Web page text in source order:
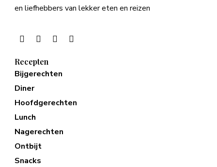
en liefhebbers van lekker eten en reizen
Recepten
Bijgerechten
Diner
Hoofdgerechten
Lunch
Nagerechten
Ontbijt
Snacks